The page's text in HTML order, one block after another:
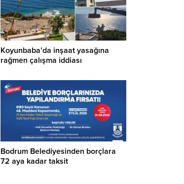
Koyunbaba’da inşaat yasağına
rağmen çalışma iddiası
Bodrum Belediyesinden borçlara
72 aya kadar taksit